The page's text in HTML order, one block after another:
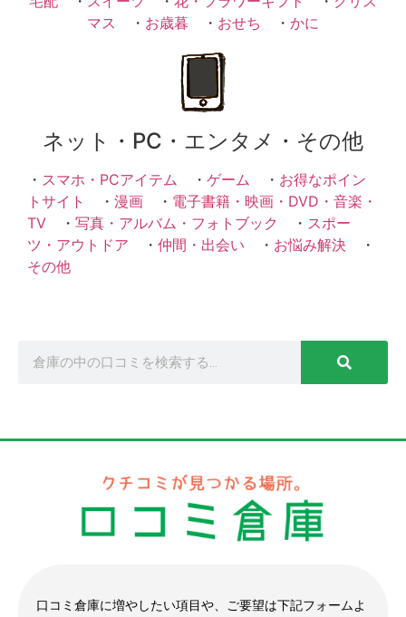
マス ・ お歳暮 ・ おせち ・ かに
ネット・PC・エンタメ・その他
・ スマホ・PCアイテム ・ ゲーム ・ お得なポイン
トサイト
・ 漫画 ・ 電子書籍・映画・DVD・音楽・
TV ・ 写真・アルバム・フォトブック ・ スポー
ツ・アウトドア ・ 仲間・出会い ・ お悩み解決 ・
その他
口コミ倉庫に増やしたい項目や、ご要望は下記フォームよ